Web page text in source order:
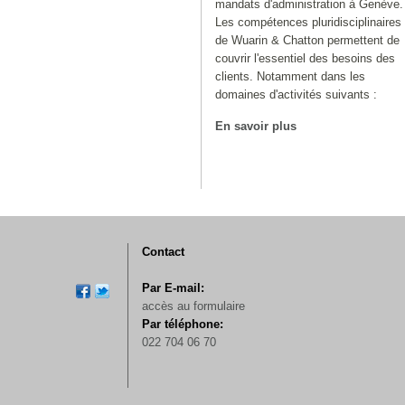
mandats d'administration à Genève.
Les compétences pluridisciplinaires
de Wuarin & Chatton permettent de
couvrir l'essentiel des besoins des
clients. Notamment dans les
domaines d'activités suivants :
En savoir plus
Contact
Par E-mail:
accès au formulaire
Par téléphone:
022 704 06 70